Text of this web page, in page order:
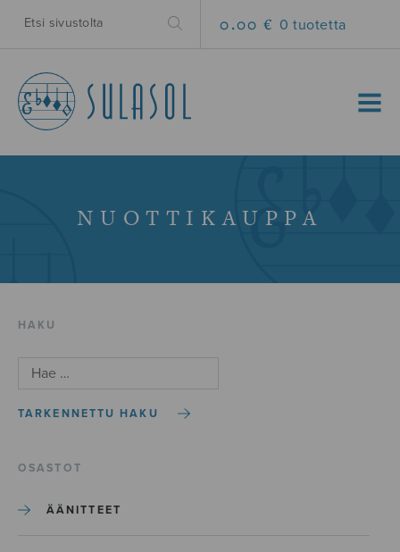
0.00 € 0 tuotetta
MENU
NUOTTIKAUPPA
HAKU
TARKENNETTU HAKU
OSASTOT
ÄÄNITTEET